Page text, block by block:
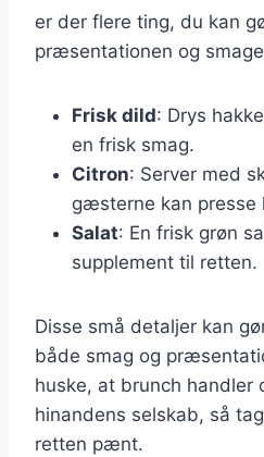
er der flere ting, du kan
præsentationen og
Frisk dild: Drys
en frisk smag.
Citron: Server med
gæsterne kan presse
Salat: En frisk grøn
supplement til retten.
Disse små detaljer kan
både smag og
huske, at brunch handler
hinandens selskab, så
retten pænt.